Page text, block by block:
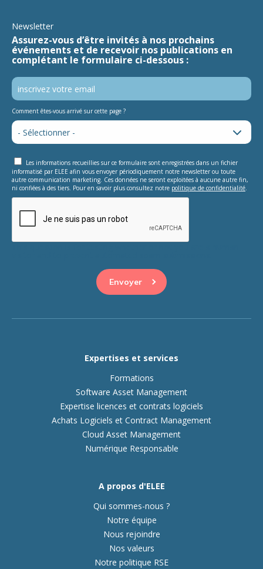
Newsletter
Assurez-vous d’être invités à nos prochains
événements et de recevoir nos publications en
complétant le formulaire ci-dessous :
Comment êtes-vous arrivé sur cette page ?
Les informations recueillies sur ce formulaire sont enregistrées dans un fichier
informatisé par ELEE afin vous envoyer périodiquement notre newsletter ou toute
autre communication marketing. Ces données ne seront exploitées à aucune autre fin,
ni confiées à des tiers. Pour en savoir plus consultez notre politique de confidentialité.
Expertises et services
Formations
Software Asset Management
Expertise licences et contrats logiciels
Achats Logiciels et Contract Management
Cloud Asset Management
Numérique Responsable
A propos d'ELEE
Qui sommes-nous ?
Notre équipe
Nous rejoindre
Nos valeurs
Notre politique RSE